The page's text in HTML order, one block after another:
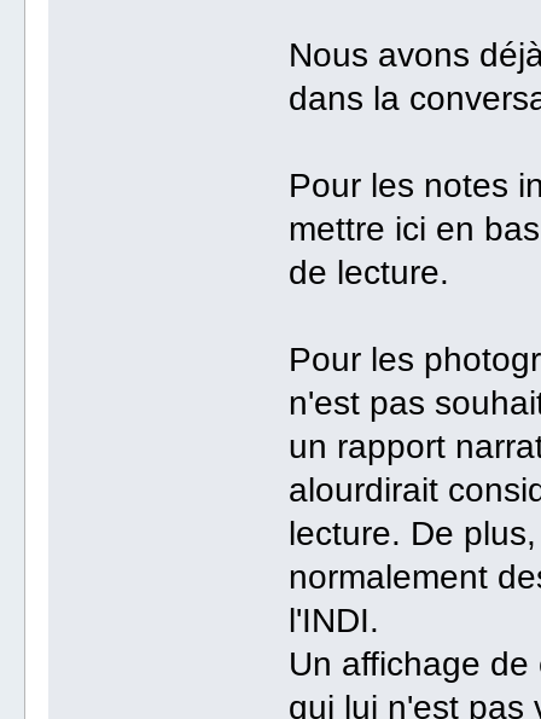
Nous avons
dans la
Pour les notes
mettre ici en
de lecture.
Pour les
n'est pas
un rapport
alourdirait
lecture. De
normalement
l'INDI.
Un affichage
qui lui n'est pas